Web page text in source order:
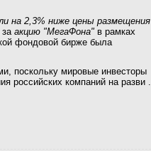
на 2,3% ниже цены размещения
за акцию "МегаФона" в рамках
фондовой бирже была
поскольку мировые инвесторы
российских компаний на разви